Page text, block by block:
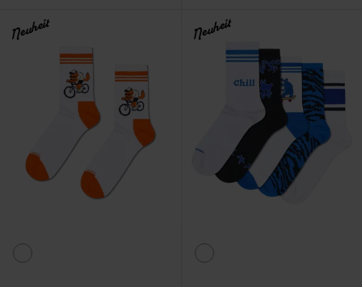
Neuheit Neuheit